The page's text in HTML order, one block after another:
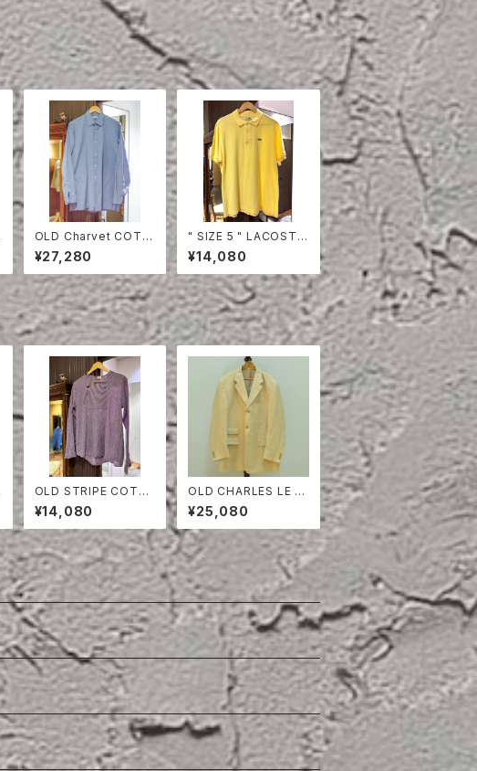
OLD Charvet COTT
ON SHIRT
¥27,280
" SIZE 5 " LACOSTE
POLO SHIRT YELLO
W
¥14,080
OLD STRIPE COTT
ON PULLOVER SHIR
T
¥14,080
OLD CHARLES LE G
OLF LINEN HERRING
BONE TAILORED JA
CKET
¥25,080